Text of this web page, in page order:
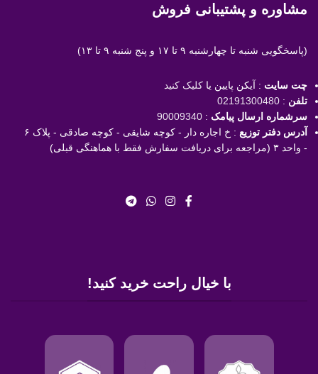
مشاوره و پشتیبانی فروش
(پاسخگویی شنبه تا چهارشنبه ۹ تا ۱۷ و پنج شنبه ۹ تا ۱۳)
چت سایت : آیکن پایین یا کلیک کنید
تلفن :
02191300480
سرشماره ارسال پیامک :
90009340
آدرس دفتر توزیع
: خ اجاره دار - کوچه شایقی - کوچه صادقی - پلاک ۶
- واحد ۳ (مراجعه برای دریافت سفارش فقط با هماهنگی قبلی)
با خیال راحت خرید کنید!